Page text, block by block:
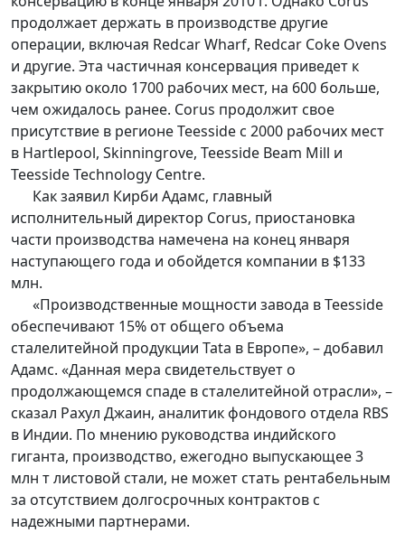
продолжает держать в производстве другие
операции, включая Redcar Wharf, Redcar Coke Ovens
и другие. Эта частичная консервация приведет к
закрытию около 1700 рабочих мест, на 600 больше,
чем ожидалось ранее. Corus продолжит свое
присутствие в регионе Teesside с 2000 рабочих мест
в Hartlepool, Skinningrove, Teesside Beam Mill и
Teesside Technology Centre.
Как заявил Кирби Адамс, главный
исполнительный директор Corus, приостановка
части производства намечена на конец января
наступающего года и обойдется компании в $133
млн.
«Производственные мощности завода в Teesside
обеспечивают 15% от общего объема
сталелитейной продукции Tata в Европе», – добавил
Адамс. «Данная мера свидетельствует о
продолжающемся спаде в сталелитейной отрасли», –
сказал Рахул Джаин, аналитик фондового отдела RBS
в Индии. По мнению руководства индийского
гиганта, производство, ежегодно выпускающее 3
млн т листовой стали, не может стать рентабельным
за отсутствием долгосрочных контрактов с
надежными партнерами.